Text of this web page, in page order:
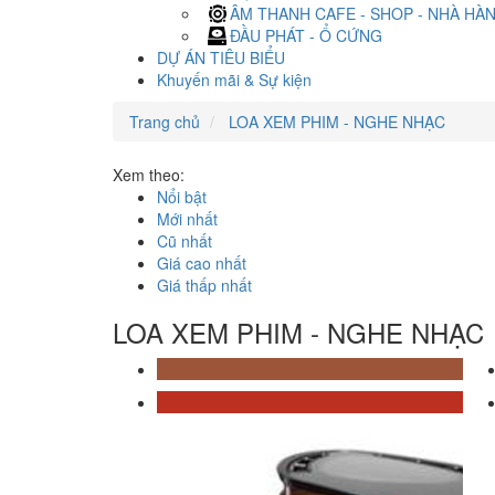
ÂM THANH CAFE - SHOP - NHÀ
ĐẦU PHÁT - Ổ CỨNG
DỰ ÁN TIÊU BIỂU
Khuyến mãi & Sự kiện
Trang chủ
LOA XEM PHIM - NGHE NHẠC
Xem theo:
Nổi bật
Mới nhất
Cũ nhất
Giá cao nhất
Giá thấp nhất
LOA XEM PHIM - NGHE NHẠC